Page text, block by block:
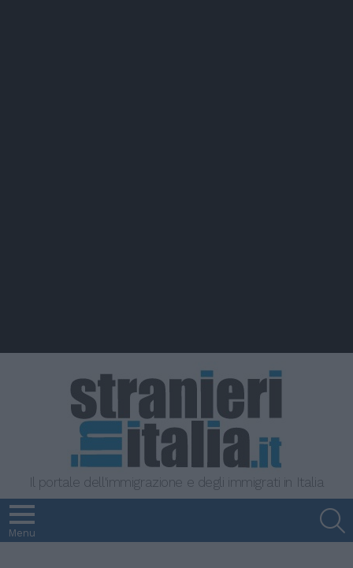
Il portale dell'immigrazione e degli immigrati in Italia
Menu